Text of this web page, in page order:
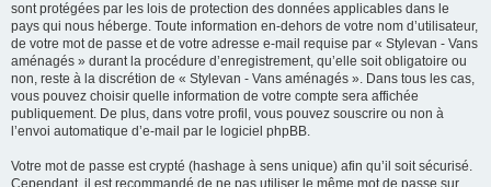
sont protégées par les lois de protection des données applicables dans le
pays qui nous héberge. Toute information en-dehors de votre nom d’utilisateur,
de votre mot de passe et de votre adresse e-mail requise par « Stylevan - Vans
aménagés » durant la procédure d’enregistrement, qu’elle soit obligatoire ou
non, reste à la discrétion de « Stylevan - Vans aménagés ». Dans tous les cas,
vous pouvez choisir quelle information de votre compte sera affichée
publiquement. De plus, dans votre profil, vous pouvez souscrire ou non à
l’envoi automatique d’e-mail par le logiciel phpBB.
Votre mot de passe est crypté (hashage à sens unique) afin qu’il soit sécurisé.
Cependant, il est recommandé de ne pas utiliser le même mot de passe sur